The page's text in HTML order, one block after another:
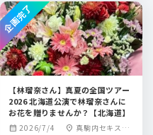
【林瑠奈さん】真夏の全国ツアー
2026 北海道公演で林瑠奈さんに
お花を贈りませんか？【北海道】
calendar_month 2026/7/4 location_on 真駒内セキスイ
企画完了